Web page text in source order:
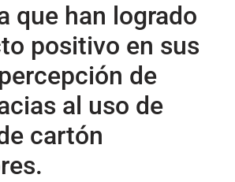
que han logrado
positivo en sus
de
al uso de
cartón